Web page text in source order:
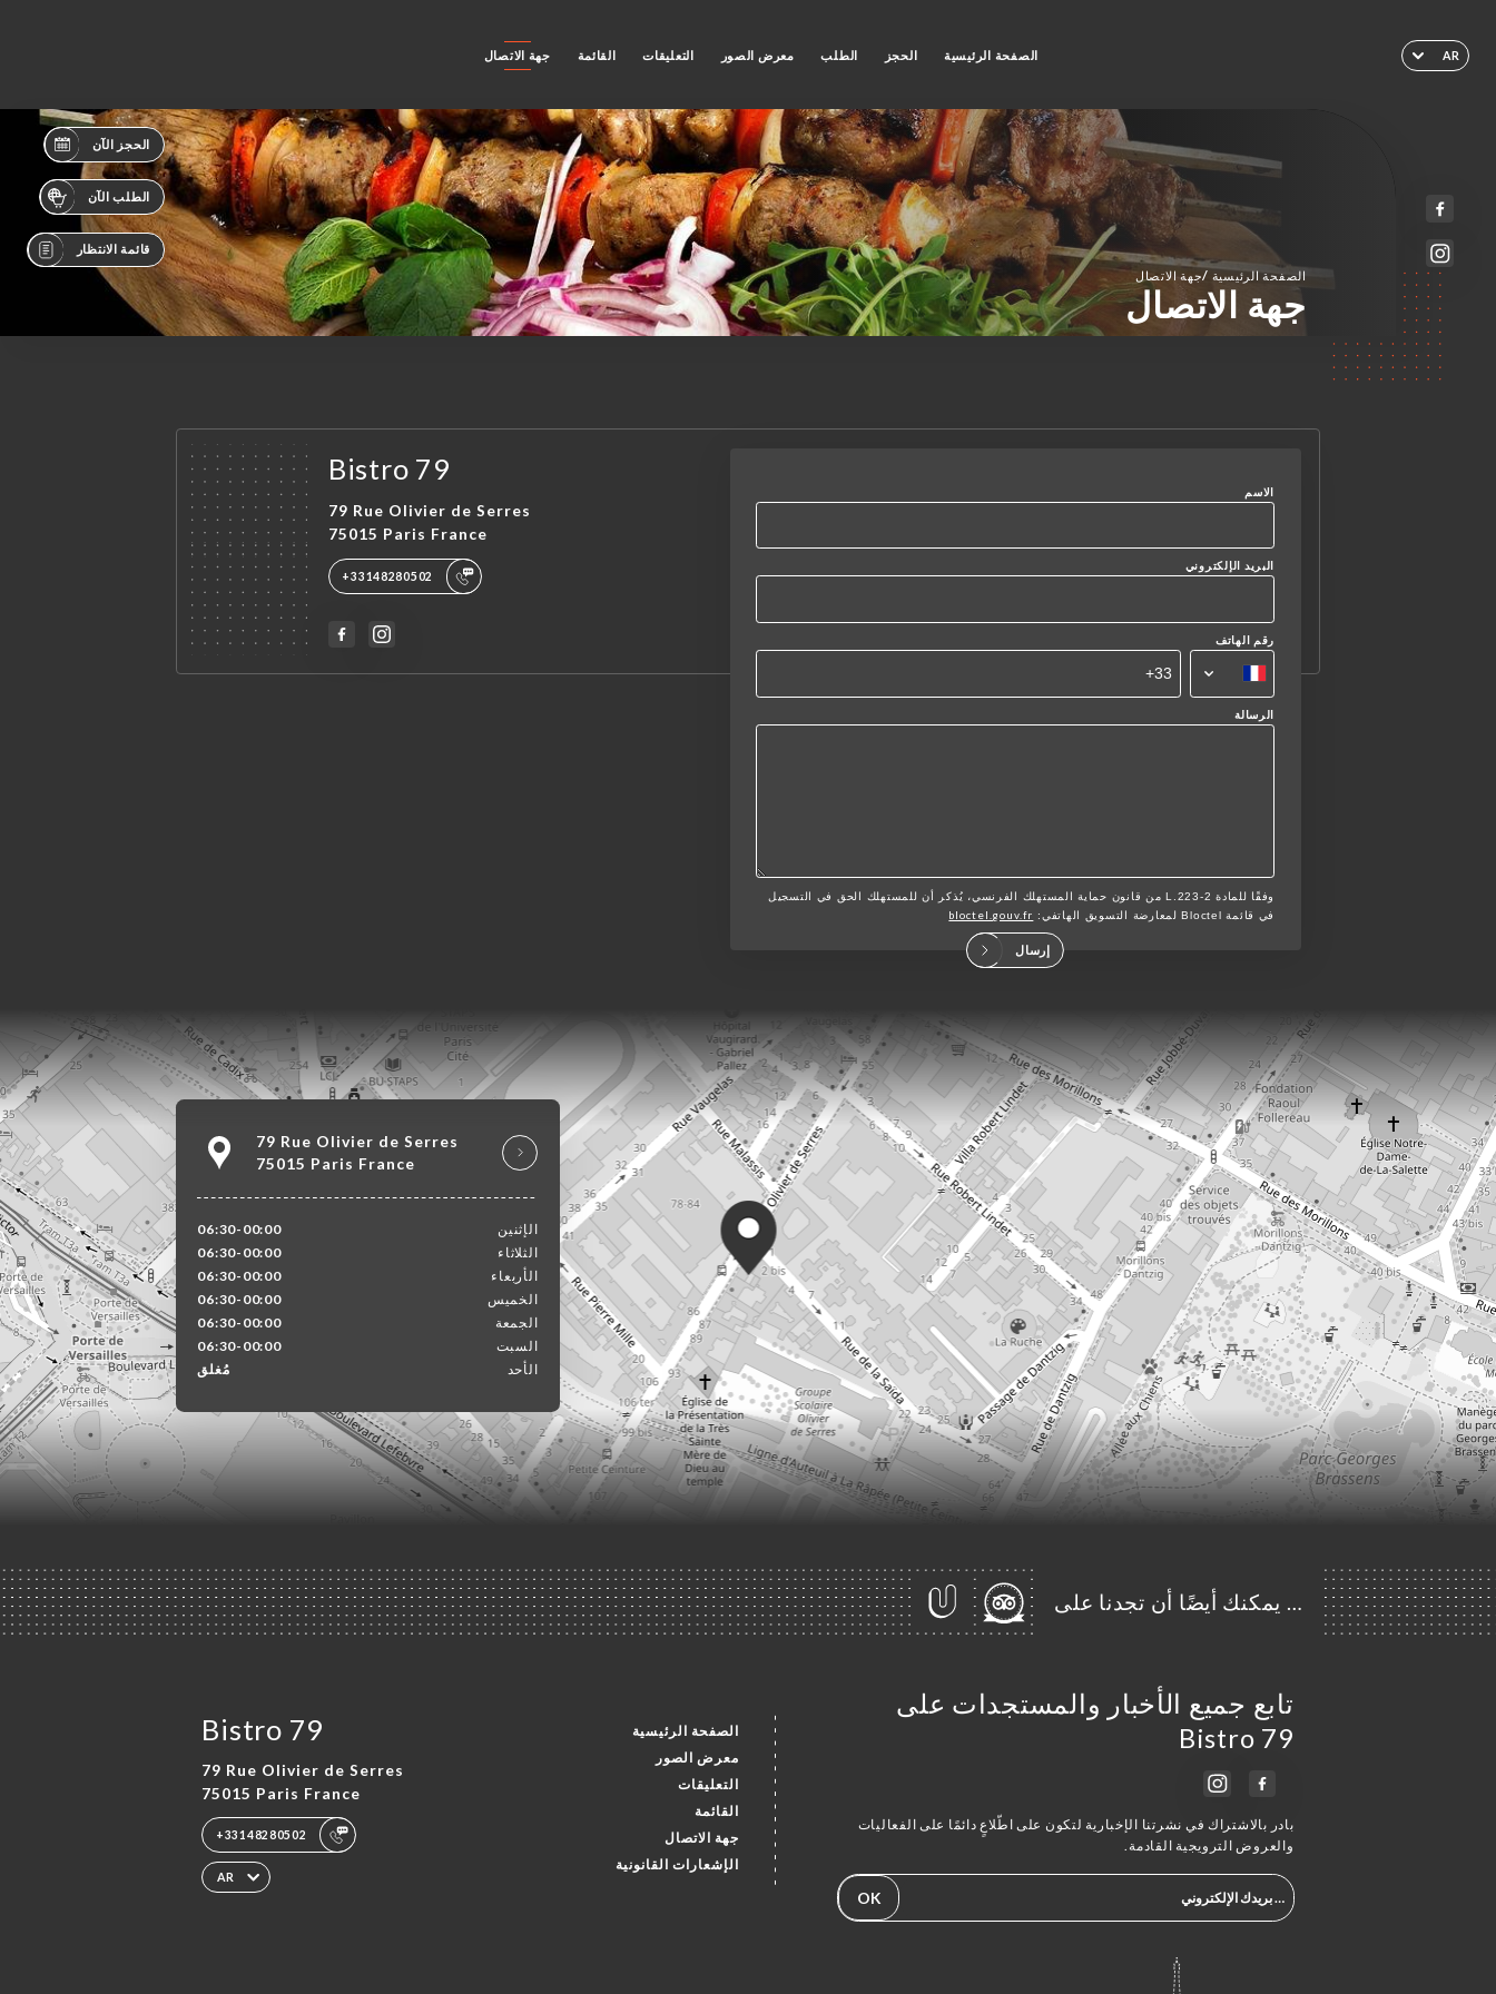
AR الصفحة الرئيسية الحجز الطلب معرض الصور التعليقات القائمة جهة الاتصال
الحجز الآن
الطلب الآن
قائمة الانتظار
الصفحة الرئيسية /جهة الاتصال
جهة الاتصال
Bistro 79
79 Rue Olivier de Serres
75015 Paris France
+33148280502
الاسم
البريد الإلكتروني
رقم الهاتف
الرسالة
وفقًا للمادة L.223-2 من قانون حماية المستهلك الفرنسي، يُذكر أن للمستهلك الحق في التسجيل
في قائمة Bloctel لمعارضة التسويق الهاتفي:
bloctel.gouv.fr
إرسال
79 Rue Olivier de Serres
75015 Paris France
الإثنين
06:30-00:00
الثلاثاء
06:30-00:00
الأربعاء
06:30-00:00
الخميس
06:30-00:00
الجمعة
06:30-00:00
السبت
06:30-00:00
الأحد
مُغلق
… يمكنك أيضًا أن تجدنا على
Bistro 79
79 Rue Olivier de Serres
75015 Paris France
+33148280502
AR
الصفحة الرئيسية
معرض الصور
التعليقات
القائمة
جهة الاتصال
الإشعارات القانونية
تابع جميع الأخبار والمستجدات على
Bistro 79
بادر بالاشتراك في نشرتنا الإخبارية لتكون على اطّلاعٍ دائمًا على الفعاليات
والعروض الترويجية القادمة.
OK